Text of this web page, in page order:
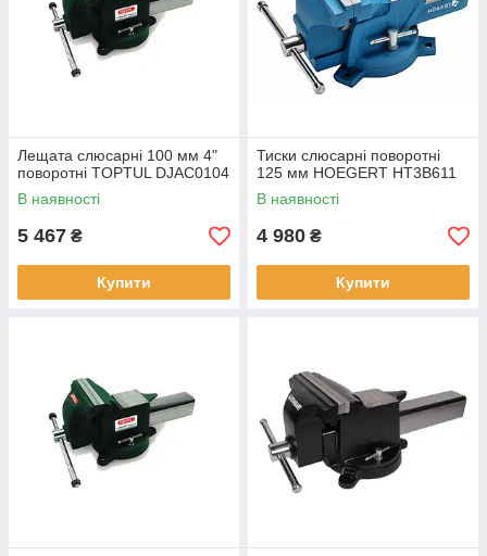
Лещата слюсарні 100 мм 4"
поворотні TOPTUL DJAC0104
В наявності
5 467 ₴
Купити
Тиски слюсарні поворотні
125 мм HOEGERT HT3B611
В наявності
4 980 ₴
Купити